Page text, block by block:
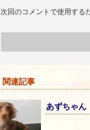
次回のコメントで使用する
関連記事
あずちゃん